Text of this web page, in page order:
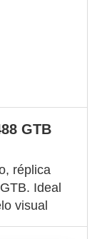
GTB
réplica
Ideal
visual